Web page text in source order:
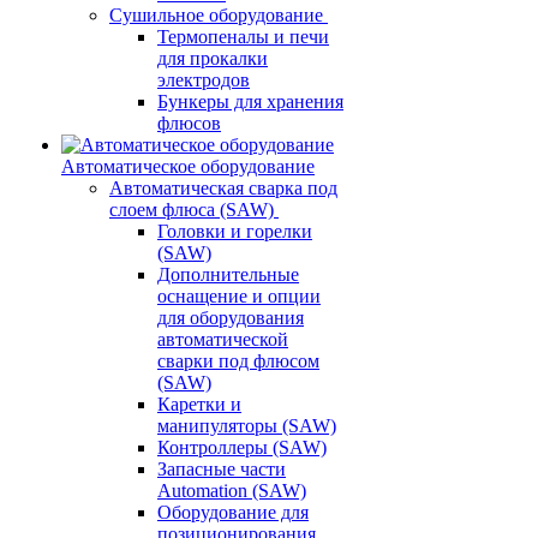
Сушильное оборудование
Термопеналы и печи
для прокалки
электродов
Бункеры для хранения
флюсов
Автоматическое оборудование
Автоматическая сварка под
слоем флюса (SAW)
Головки и горелки
(SAW)
Дополнительные
оснащение и опции
для оборудования
автоматической
сварки под флюсом
(SAW)
Каретки и
манипуляторы (SAW)
Контроллеры (SAW)
Запасные части
Automation (SAW)
Оборудование для
позиционирования